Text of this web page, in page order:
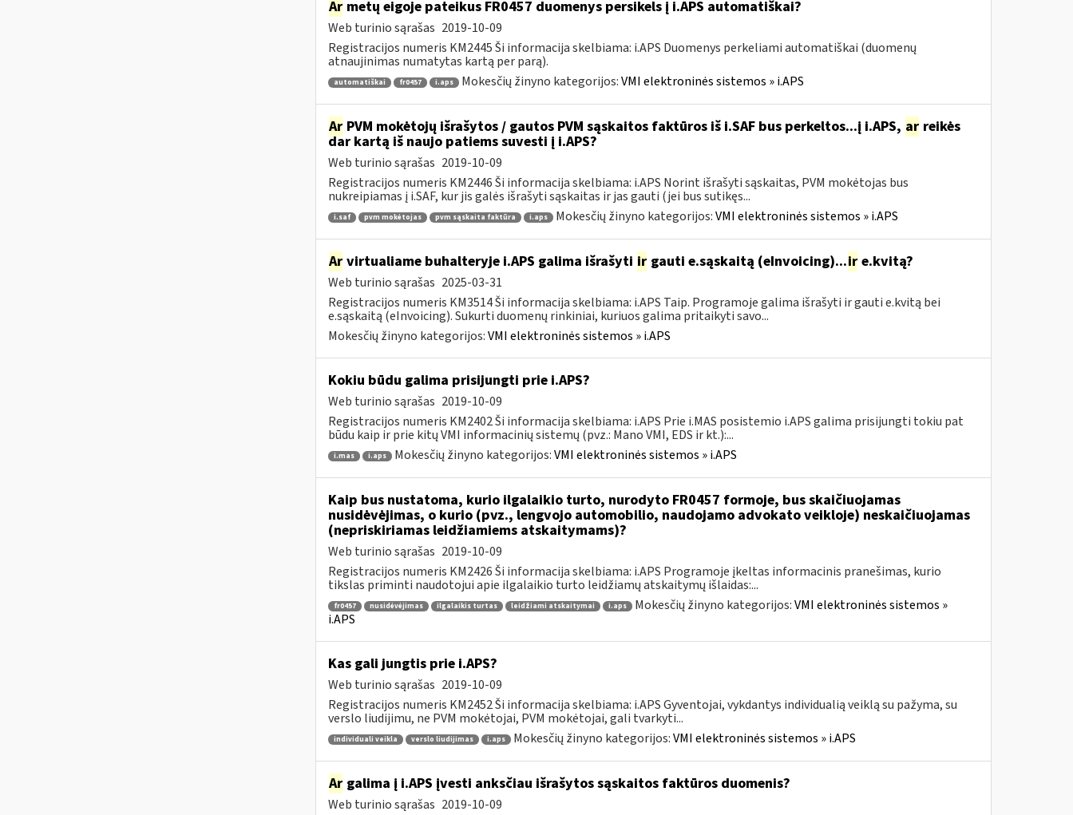
Armetų eigoje pateikus FR0457 duomenys persikels į i.APS automatiškai?
Web turinio sąrašas 2019-10-09
Registracijos numeris KM2445 Ši informacija skelbiama: i.APS Duomenys perkeliami automatiškai (duomenų
atnaujinimas numatytas kartą per parą).
automatiškai fr0457 i.aps Mokesčių žinyno kategorijos:VMI elektroninės sistemos » i.APS
ArPVM mokėtojų išrašytos / gautos PVM sąskaitos faktūros iš i.SAF bus perkeltos...į i.APS, arreikės
dar kartą iš naujo patiems suvesti į i.APS?
Web turinio sąrašas 2019-10-09
Registracijos numeris KM2446 Ši informacija skelbiama: i.APS Norint išrašyti sąskaitas, PVM mokėtojas bus
nukreipiamas į i.SAF, kur jis galės išrašyti sąskaitas ir jas gauti (jei bus sutikęs...
i.saf pvm mokėtojas pvm sąskaita faktūra i.aps Mokesčių žinyno kategorijos:VMI elektroninės sistemos » i.APS
Arvirtualiame buhalteryje i.APS galima išrašyti irgauti e.sąskaitą (eInvoicing)...ire.kvitą?
Web turinio sąrašas 2025-03-31
Registracijos numeris KM3514 Ši informacija skelbiama: i.APS Taip. Programoje galima išrašyti ir gauti e.kvitą bei
e.sąskaitą (eInvoicing). Sukurti duomenų rinkiniai, kuriuos galima pritaikyti savo...
Mokesčių žinyno kategorijos:VMI elektroninės sistemos » i.APS
Kokiu būdu galima prisijungti prie i.APS?
Web turinio sąrašas 2019-10-09
Registracijos numeris KM2402 Ši informacija skelbiama: i.APS Prie i.MAS posistemio i.APS galima prisijungti tokiu pat
būdu kaip ir prie kitų VMI informacinių sistemų (pvz.: Mano VMI, EDS ir kt.):...
i.mas i.aps Mokesčių žinyno kategorijos:VMI elektroninės sistemos » i.APS
Kaip bus nustatoma, kurio ilgalaikio turto, nurodyto FR0457 formoje, bus skaičiuojamas
nusidėvėjimas, o kurio (pvz., lengvojo automobilio, naudojamo advokato veikloje) neskaičiuojamas
(nepriskiriamas leidžiamiems atskaitymams)?
Web turinio sąrašas 2019-10-09
Registracijos numeris KM2426 Ši informacija skelbiama: i.APS Programoje įkeltas informacinis pranešimas, kurio
tikslas priminti naudotojui apie ilgalaikio turto leidžiamų atskaitymų išlaidas:...
fr0457 nusidėvėjimas ilgalaikis turtas leidžiami atskaitymai i.aps Mokesčių žinyno kategorijos:VMI elektroninės sistemos »
i.APS
Kas gali jungtis prie i.APS?
Web turinio sąrašas 2019-10-09
Registracijos numeris KM2452 Ši informacija skelbiama: i.APS Gyventojai, vykdantys individualią veiklą su pažyma, su
verslo liudijimu, ne PVM mokėtojai, PVM mokėtojai, gali tvarkyti...
individuali veikla verslo liudijimas i.aps Mokesčių žinyno kategorijos:VMI elektroninės sistemos » i.APS
Argalima į i.APS įvesti anksčiau išrašytos sąskaitos faktūros duomenis?
Web turinio sąrašas 2019-10-09